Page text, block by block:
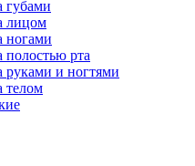
губами
лицом
ногами
полостью рта
руками и ногтями
телом